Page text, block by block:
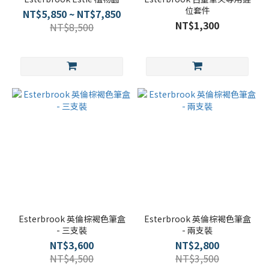
NT$5,850 ~ NT$7,850
NT$8,500
位套件
NT$1,300
Esterbrook 英倫棕褐色筆盒
- 三支裝
NT$3,600
NT$4,500
Esterbrook 英倫棕褐色筆盒
- 兩支裝
NT$2,800
NT$3,500